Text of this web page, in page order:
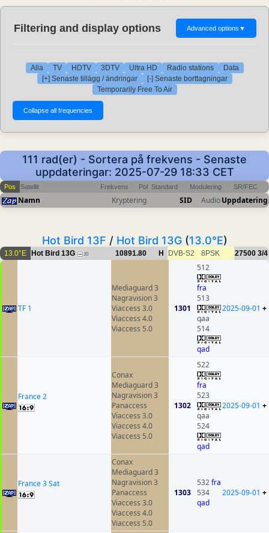
Filtering and display options Advanced options ▼
Alla TV HDTV 3DTV Ultra HD Radio stations
Data
[+] Senaste tillägg / ändringar
[-] Senaste borttagningar
Temporarily Free To Air
111 rad(er) - Sortera på frekvens - Senaste
uppdateringar: 2025-07-29 18:33 CET
Pos Satellit Frekvens Pol Standard Modulering SR/FEC
Namn Kryptering SID AudioUppdatering
Hot Bird 13F / Hot Bird 13G(13.0°E)
13.0°E Hot Bird 13G 20 10891.80 H DVB-S2 8PSK 27500 3/4
TF 1
Mediaguard 3
Nagravision 3
Viaccess 3.0
Viaccess 4.0
Viaccess 5.0
1301
512
fra
513
qaa
514
qad
2025-09-01 +
France 2
Conax
Mediaguard 3
Nagravision 3
Panaccess
Viaccess 3.0
Viaccess 4.0
Viaccess 5.0
1302
522
fra
523
qaa
524
qad
2025-09-01 +
France 3 Sat
Conax
Mediaguard 3
Nagravision 3
Panaccess
Viaccess 3.0
Viaccess 4.0
Viaccess 5.0
1303
532fra
534
qad
2025-09-01 +